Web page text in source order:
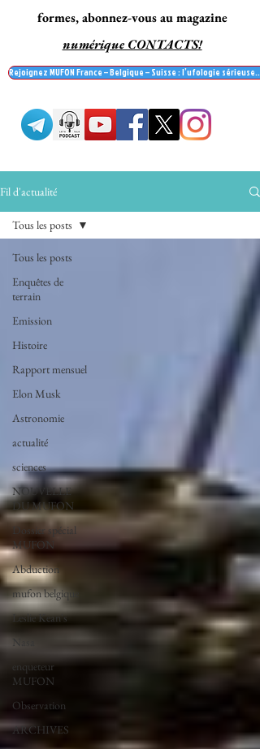
formes, abonnez-vous au magazine
numérique CONTACTS!
Rejoignez MUFON France – Belgique – Suisse : l’ufologie
Fil d'actualité
Tous les posts
Enquêtes de
terrain
Emission
Histoire
Rapport mensuel
Elon Musk
Astronomie
actualité
sciences
NOUVELLE
DU MUFON
Dossier spécial
MUFON
Abduction
mufon belgique
Leslie Kean's
Nasa
enqueteur
MUFON
Observation
ARCHIVES
Tous les posts